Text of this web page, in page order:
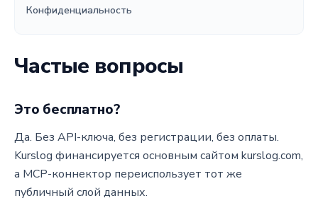
Конфиденциальность
Частые вопросы
Это бесплатно?
Да. Без API-ключа, без регистрации, без оплаты.
Kurslog финансируется основным сайтом kurslog.com,
а MCP-коннектор переиспользует тот же
публичный слой данных.